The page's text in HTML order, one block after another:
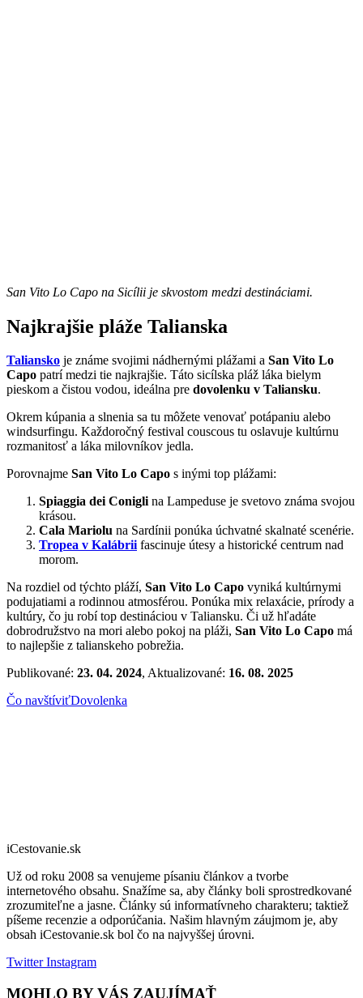
San Vito Lo Capo na Sicílii je skvostom medzi destináciami.
Najkrajšie pláže Talianska
Taliansko je známe svojimi nádhernými plážami a San Vito Lo
Capo patrí medzi tie najkrajšie. Táto sicílska pláž láka bielym
pieskom a čistou vodou, ideálna pre dovolenku v Taliansku.
Okrem kúpania a slnenia sa tu môžete venovať potápaniu alebo
windsurfingu. Každoročný festival couscous tu oslavuje kultúrnu
rozmanitosť a láka milovníkov jedla.
Porovnajme San Vito Lo Capo s inými top plážami:
Spiaggia dei Coniglina Lampeduse je svetovo známa svojou
krásou.
Cala Mariolu na Sardínii ponúka úchvatné skalnaté scenérie.
Tropea v Kalábriifascinuje útesy a historické centrum nad
morom.
Na rozdiel od týchto pláží, San Vito Lo Capo vyniká kultúrnymi
podujatiami a rodinnou atmosférou. Ponúka mix relaxácie, prírody a
kultúry, čo ju robí top destináciou v Taliansku. Či už hľadáte
dobrodružstvo na mori alebo pokoj na pláži, San Vito Lo Capo má
to najlepšie z talianskeho pobrežia.
Publikované: 23. 04. 2024, Aktualizované: 16. 08. 2025
Čo navštíviťDovolenka
iCestovanie.sk
Už od roku 2008 sa venujeme písaniu článkov a tvorbe
internetového obsahu. Snažíme sa, aby články boli sprostredkované
zrozumiteľne a jasne. Články sú informatívneho charakteru; taktiež
píšeme recenzie a odporúčania. Našim hlavným záujmom je, aby
obsah iCestovanie.sk bol čo na najvyššej úrovni.
TwitterInstagram
MOHLO BY VÁS ZAUJÍMAŤ